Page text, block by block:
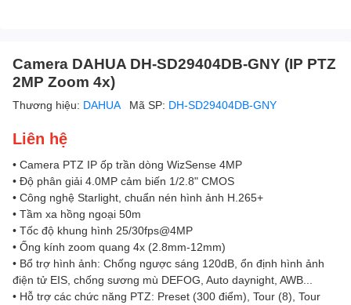
Camera DAHUA DH-SD29404DB-GNY (IP PTZ
2MP Zoom 4x)
Thương hiệu: DAHUA Mã SP: DH-SD29404DB-GNY
Liên hệ
• Camera PTZ IP ốp trần dòng WizSense 4MP
• Độ phân giải 4.0MP cảm biến 1/2.8" CMOS
• Công nghệ Starlight, chuẩn nén hình ảnh H.265+
• Tầm xa hồng ngoại 50m
• Tốc độ khung hình 25/30fps@4MP
• Ống kính zoom quang 4x (2.8mm-12mm)
• Bổ trợ hình ảnh: Chống ngược sáng 120dB, ổn định hình ảnh
điện tử EIS, chống sương mù DEFOG, Auto daynight, AWB...
• Hỗ trợ các chức năng PTZ: Preset (300 điểm), Tour (8), Tour